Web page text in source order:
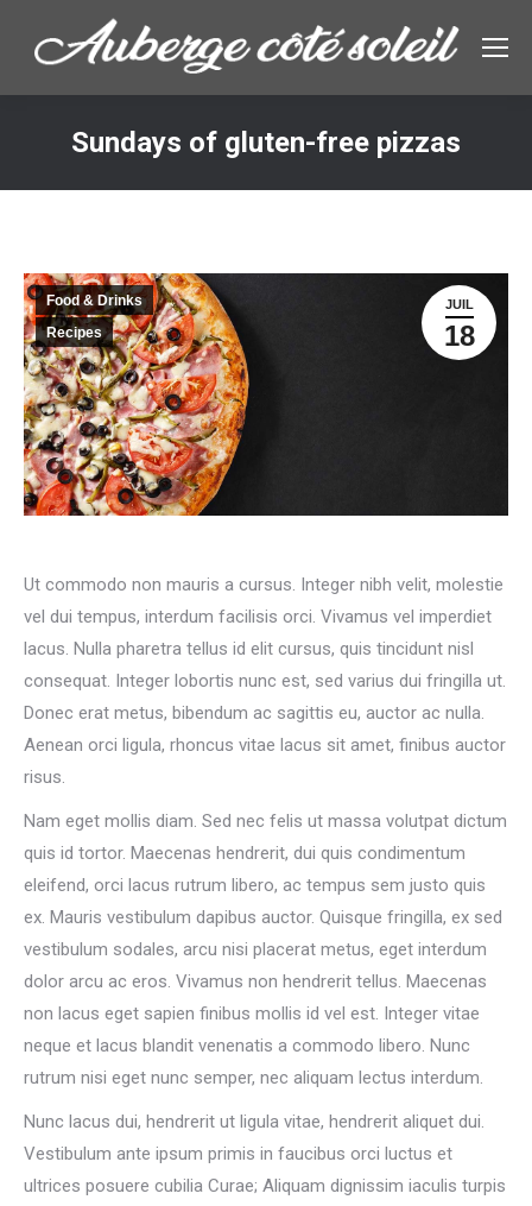
Sundays of gluten-free pizzas
JUIL
18
Food & Drinks
Recipes
Ut commodo non mauris a cursus. Integer nibh velit, molestie
vel dui tempus, interdum facilisis orci. Vivamus vel imperdiet
lacus. Nulla pharetra tellus id elit cursus, quis tincidunt nisl
consequat. Integer lobortis nunc est, sed varius dui fringilla ut.
Donec erat metus, bibendum ac sagittis eu, auctor ac nulla.
Aenean orci ligula, rhoncus vitae lacus sit amet, finibus auctor
risus.
Nam eget mollis diam. Sed nec felis ut massa volutpat dictum
quis id tortor. Maecenas hendrerit, dui quis condimentum
eleifend, orci lacus rutrum libero, ac tempus sem justo quis
ex. Mauris vestibulum dapibus auctor. Quisque fringilla, ex sed
vestibulum sodales, arcu nisi placerat metus, eget interdum
dolor arcu ac eros. Vivamus non hendrerit tellus. Maecenas
non lacus eget sapien finibus mollis id vel est. Integer vitae
neque et lacus blandit venenatis a commodo libero. Nunc
rutrum nisi eget nunc semper, nec aliquam lectus interdum.
Nunc lacus dui, hendrerit ut ligula vitae, hendrerit aliquet dui.
Vestibulum ante ipsum primis in faucibus orci luctus et
ultrices posuere cubilia Curae; Aliquam dignissim iaculis turpis